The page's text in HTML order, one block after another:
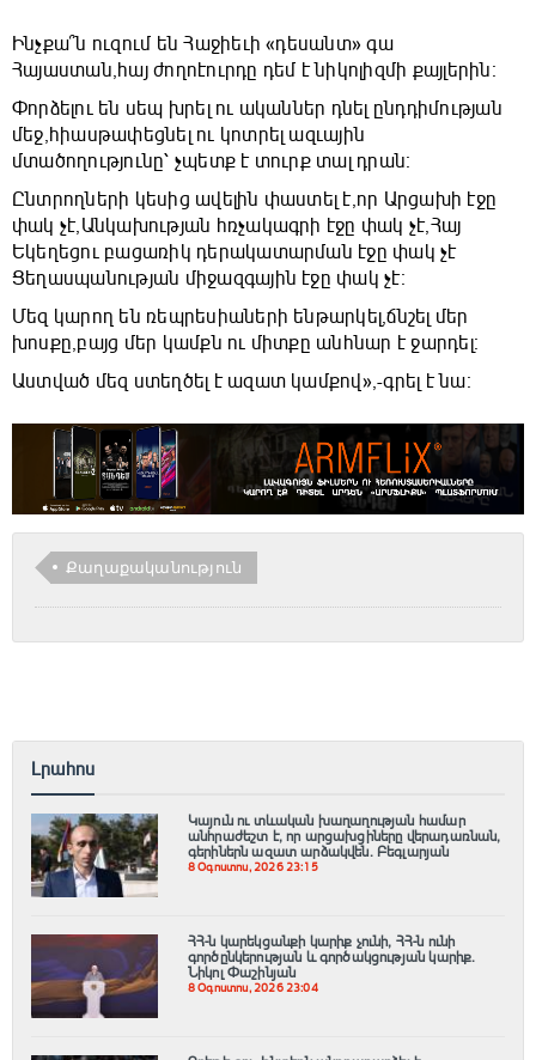
Ինչքա՞ն ուզում են Հաջիեւի «դեսանտ» գա
Հայաստան,հայ ժողոէուրդը դեմ է նիկոլիզմի քայլերին։
Փորձելու են սեպ խրել ու ականներ դնել ընդդիմության
մեջ,հիասթափեցնել ու կոտրել ազւային
մտածողությունը՝ չպետք է տուրք տալ դրան։
Ընտրողների կեսից ավելին փաստել է,որ Արցախի էջը
փակ չէ,Անկախության հռչակագրի էջը փակ չէ,Հայ
Եկեղեցու բացառիկ դերակատարման էջը փակ չէ
Ցեղասպանության միջազգային էջը փակ չէ։
Մեզ կարող են ռեպրեսիաների ենթարկել,ճնշել մեր
խոսքը,բայց մեր կամքն ու միտքը անհնար է ջարդել։
Աստված մեզ ստեղծել է ազատ կամքով»,-գրել է նա։
Քաղաքականություն
Լրահոս
Կայուն ու տևական խաղաղության համար
անհրաժեշտ է, որ արցախցիները վերադառնան,
գերիներն ազատ արձակվեն․ Բեգլարյան
8 Օգոստոս, 2026 23:15
ՀՀ-ն կարեկցանքի կարիք չունի, ՀՀ-ն ունի
գործընկերության և գործակցության կարիք․
Նիկոլ Փաշինյան
8 Օգոստոս, 2026 23:04